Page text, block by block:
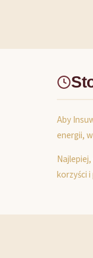
Aby
energii,
korzyści